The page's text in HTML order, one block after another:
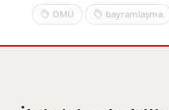
OMÜ bayramlaşma